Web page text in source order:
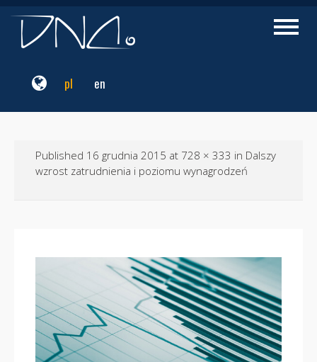
treści
pl en
Published 16 grudnia 2015 at 728 × 333 in Dalszy
wzrost zatrudnienia i poziomu wynagrodzeń